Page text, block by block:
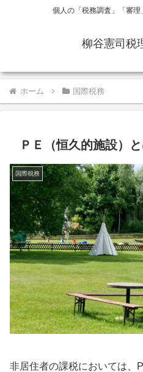
個人の「税務調査」「審理
柳谷憲司税
ホーム 国際税務
ＰＥ（恒久的施設）
国際税務
非居住者の課税においては、